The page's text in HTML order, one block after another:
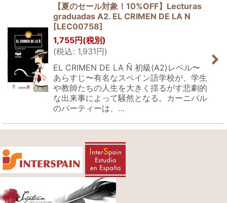
【夏のセール対象！10%OFF】Lecturas
graduadas A2. EL CRIMEN DE LA N
[LEC00758]
1,755円 (税別)
(税込: 1,931円)
EL CRIMEN DE LA Ñ 初級(A2)レベル〜
あらすじ〜有名なスペイン語学校が、学生
や教師たちの人生を大きく揺るがす悲劇的
な出来事によって騒然となる。カーニバル
のパーティーは、…